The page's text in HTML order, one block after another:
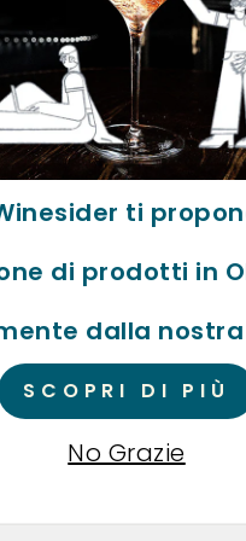
ti
di prodotti in
dalla
SCOPRI DI PIÙ
No Grazie